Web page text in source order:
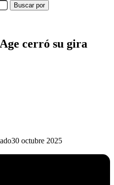
Buscar por
cerró su gira
30 octubre 2025